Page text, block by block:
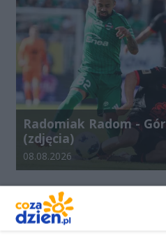
Radomiak Radom -
(zdjęcia)
Data dodania galerii:
08.08.2026